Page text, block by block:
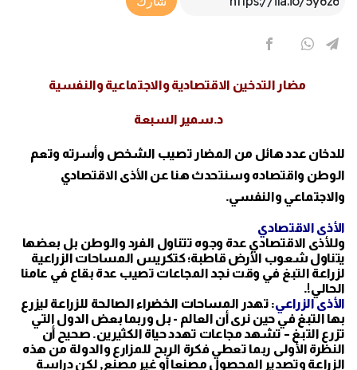
مضار التدخين الاقتصادية والاجتماعية والنفسية
د.سمير السبعة
للدخان عدد هائل من المضار تصيب الشخص وأسرته وتعم
الوطن واقتصاده وسنتحدث هنا عن الأذى الاقتصادي
والاجتماعي والنفسي.
الأذى الاقتصادي
وللأذى الاقتصادي عدة وجوه تتناول الفرد والوطن بل بعضها
يتناول شعوب الأرض قاطبة؛ كتكريس المساحات الزراعية
لزراعة التبغ في وقت نجد المجاعات تصيب عدة بقاع في عامنا
الحالي!.
الأذى الزراعي: تهدر المساحات الخضراء الصالحة للزراعة ليزرع
بها التبغ في حين نرى أن العالم - بل وربما بعض الدول التي
تزرع التبغ – تشهد مجاعات تهدد حياة الكثيرين. صحيح أن
النظرة الأولى ربما تعطي فكرة الربح للمزارع والدولة من هذه
الزراعة وتصدير المحصول مصنعا أو غير مصنع, لكن دراسة